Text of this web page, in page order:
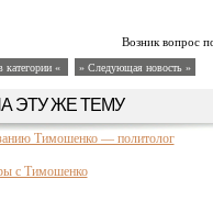
Возник вопрос
категории « » Следующая новость »
ЭТУ ЖЕ ТЕМУ
Тимошенко — политолог
с Тимошенко